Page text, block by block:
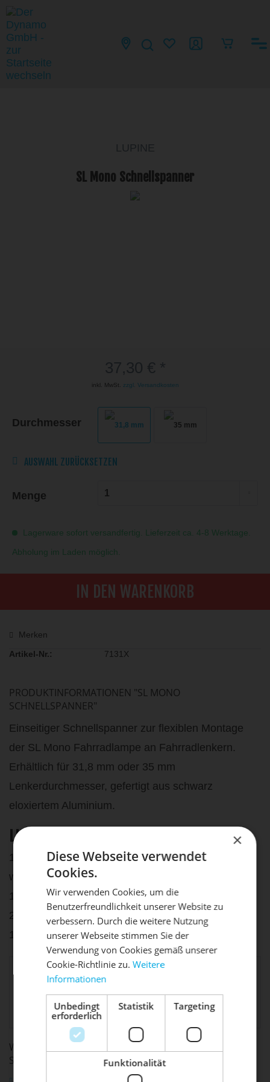
LUPINE
SL Mono Schnellspanner
inkl. MwSt. zzgl. Versandkosten
Durchmesser
AUSWAHL ZURÜCKSETZEN
Menge
Lagerware sofort versandfertig. Lieferzeit ca. 4-8 Werktage.
Abholung im Laden möglich.
IN DEN WARENKORB
Merken
Artikel-Nr.:
7131X
PRODUKTINFORMATIONEN "SL MONO
SCHNELLSPANNER"
Einseitiger Schnellspanner zur flexiblen Montage
der SL Mono Fahrradlampe an Fahrradlenkern.
Erhältlich für 31,8 mm oder 35 mm
Lenkerdurchmesser, gefertigt aus schwarz
eloxiertem Aluminium.
LIEFERUMFANG
1x SL Mono Schnellspanner (Lenkerdurchmesser
wählbar)
1x Halterschraube
2x O-Ring "Soft"
1x Sechsrundschlüssel TX15
Produktsicherheit:
Lupine Lighting
Zwiesel 9, 92318
Neumark,
WEITERFÜHRENDE LINKS ZU "SL MONO
SCHNELLSPANNER"
X
DIE SONNE LACHT, DEIN
RAD ERWACHT
Mach dein Bike frühlingsfit - gönn
ihm den Service, den es verdient!
Dein Bike braucht Service, Wartung
oder ein Update?
Buche dir jetzt deinen Termin.
×
Diese Webseite verwendet
Cookies.
Wir verwenden Cookies, um die
Benutzerfreundlichkeit unserer Website zu
verbessern. Durch die weitere Nutzung
unserer Webseite stimmen Sie der
Verwendung von Cookies gemäß unserer
Cookie-Richtlinie zu.Weitere
Informationen
Unbedingt
erforderlich
Statistik Targeting
Funktionalität